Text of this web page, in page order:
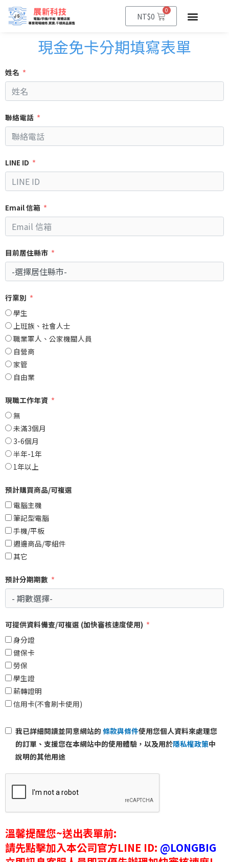
NT$0
0
現金免卡分期填寫表單
姓名
聯絡電話
LINE ID
Email 信箱
目前居住縣市
行業別
學生
上班族、社會人士
職業軍人、公家機關人員
自營商
家管
自由業
現職工作年資
無
未滿3個月
3-6個月
半年-1年
1年以上
預計購買商品/可複選
電腦主機
筆記型電腦
手機/平板
週邊商品/零組件
其它
預計分期期數
可提供資料備查/可複選 (加快審核速度使用)
身分證
健保卡
勞保
學生證
薪轉證明
信用卡(不會刷卡使用)
我已詳細閱讀並同意網站的 條款與條件使用您個人資料來處理您
的訂單、支援您在本網站中的使用體驗，以及用於隱私權政策中
說明的其他用途
溫馨提醒您~送出表單前:
請先點擊加入本公司官方LINE ID: @LONGBIG